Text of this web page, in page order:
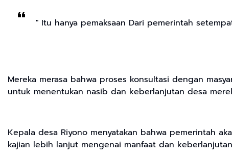
" Itu hanya pemaksaan Dari pemerintah
Mereka merasa bahwa proses konsultasi dengan
untuk menentukan nasib dan keberlanjutan desa
Kepala desa Riyono menyatakan bahwa pemerintah
kajian lebih lanjut mengenai manfaat dan